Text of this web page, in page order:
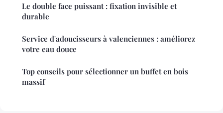
Le double face puissant : fixation invisible et
durable
Service d'adoucisseurs à valenciennes : améliorez
votre eau douce
Top conseils pour sélectionner un buffet en bois
massif